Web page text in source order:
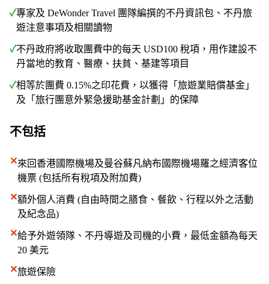
✓專家及 DeWonder Travel 團隊編撰的不丹資訊包、不丹旅
遊注意事項及相關讀物
✓不丹政府將收取團費中的每天 USD100 稅項，用作建設不
丹當地的教育、醫療、扶貧、基建等項目
✓相等於團費 0.15%之印花費，以獲得「旅遊業賠償基金」
及「旅行團意外緊急援助基金計劃」的保障
不包括
✕來回香港國際機場及曼谷蘇凡納布國際機場羅之經濟客位
機票 (包括所有稅項及附加費)
✕額外個人消費 (自由時間之膳食、餐飲、行程以外之活動
及紀念品)
✕給予外遊領隊、不丹導遊及司機的小費，最低金額為每天
20 美元
✕旅遊保險